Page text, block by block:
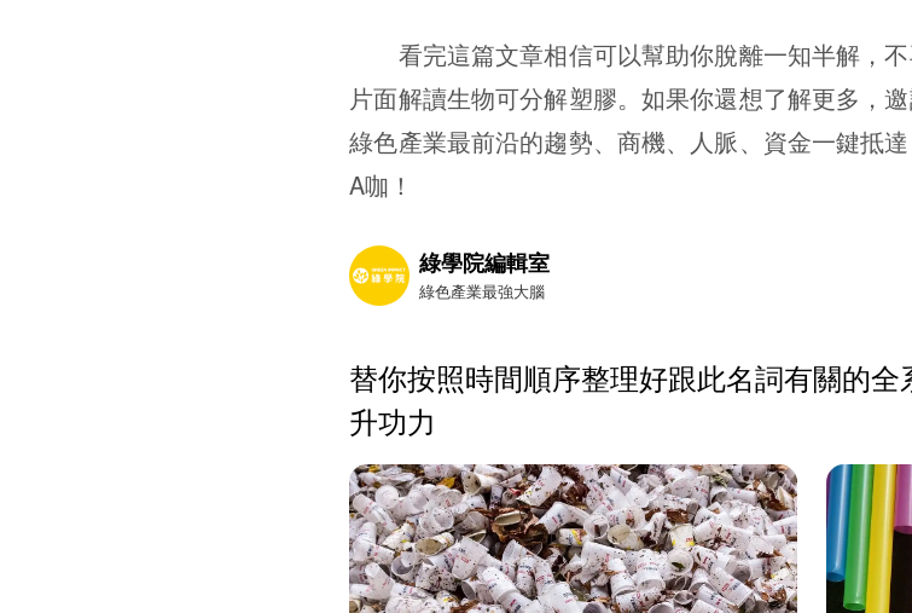
看完這篇文章相信可以幫助你脫離一知半解，不
片面解讀生物可分解塑膠。如果你還想了解更多，
綠色產業最前沿的趨勢、商機、人脈、資金一鍵抵
A咖！
綠學院編輯室
綠色產業最強大腦
替你按照時間順序整理好跟此名詞有關的
升功力